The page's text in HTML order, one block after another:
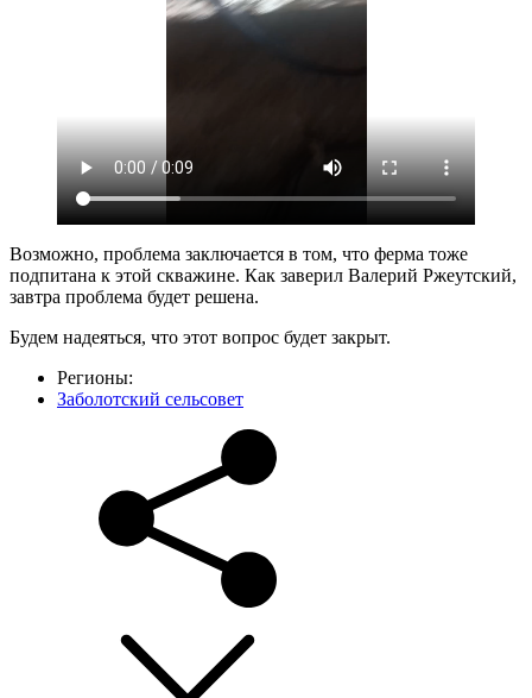
Возможно, проблема заключается в том, что ферма тоже
подпитана к этой скважине. Как заверил Валерий Ржеутский,
завтра проблема будет решена.
Будем надеяться, что этот вопрос будет закрыт.
Регионы:
Заболотский сельсовет